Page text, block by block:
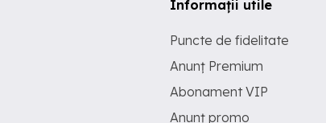
Informații utile
Puncte de fidelitate
Anunț Premium
Abonament VIP
Anunț promo